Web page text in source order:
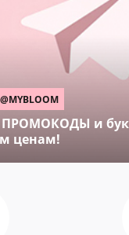
ПРОМОКОДЫ и
ценам!